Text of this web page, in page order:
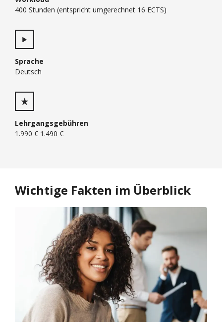
400 Stunden (entspricht umgerechnet 16 ECTS)
Sprache
Deutsch
Lehrgangsgebühren
1.990 € 1.490 €
Wichtige Fakten im Überblick